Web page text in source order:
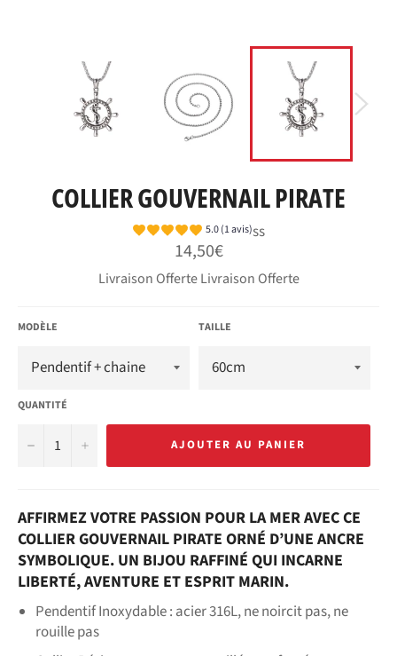
COLLIER GOUVERNAIL PIRATE
5.0 (1 avis)ss
Prix
régulier
14,50€
Livraison Offerte Livraison Offerte
MODÈLE TAILLE
QUANTITÉ
− + AJOUTER AU PANIER
AFFIRMEZ VOTRE PASSION POUR LA MER AVEC CE
COLLIER GOUVERNAIL PIRATE ORNÉ D’UNE ANCRE
SYMBOLIQUE. UN BIJOU RAFFINÉ QUI INCARNE
LIBERTÉ, AVENTURE ET ESPRIT MARIN.
Pendentif Inoxydable : acier 316L, ne noircit pas, ne
rouille pas